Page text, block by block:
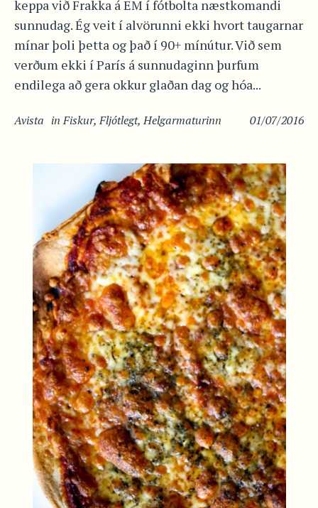
keppa við Frakka á EM í fótbolta næstkomandi
sunnudag. Ég veit í alvörunni ekki hvort taugarnar
mínar þoli þetta og það í 90+ mínútur. Við sem
verðum ekki í París á sunnudaginn þurfum
endilega að gera okkur glaðan dag og hóa...
01/07/2016
Avista inFiskur,Fljótlegt,Helgarmaturinn